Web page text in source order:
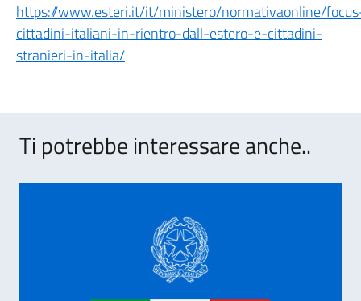
https://www.esteri.it/it/ministero/normativaonline/
cittadini-italiani-in-rientro-dall-estero-e-cittadini-
stranieri-in-italia/
Ti potrebbe interessare anche..